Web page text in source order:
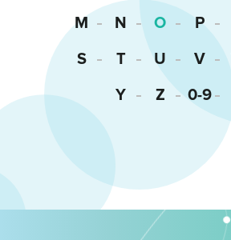
M
N O P
S
T U V
Y
Z 0-9